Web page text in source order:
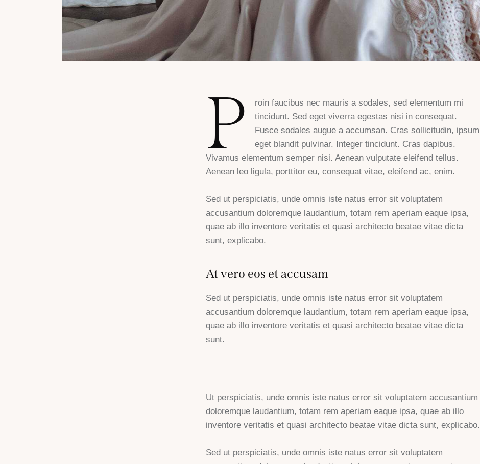
P
roin faucibus nec mauris a sodales, sed elementum mi
tincidunt. Sed eget viverra egestas nisi in consequat.
Fusce sodales augue a accumsan. Cras sollicitudin, ipsum
eget blandit pulvinar. Integer tincidunt. Cras dapibus.
Vivamus elementum semper nisi. Aenean vulputate eleifend tellus.
Aenean leo ligula, porttitor eu, consequat vitae, eleifend ac, enim.
Sed ut perspiciatis, unde omnis iste natus error sit voluptatem
accusantium doloremque laudantium, totam rem aperiam eaque ipsa,
quae ab illo inventore veritatis et quasi architecto beatae vitae dicta
sunt, explicabo.
At vero eos et accusam
Sed ut perspiciatis, unde omnis iste natus error sit voluptatem
accusantium doloremque laudantium, totam rem aperiam eaque ipsa,
quae ab illo inventore veritatis et quasi architecto beatae vitae dicta
sunt.
Ut perspiciatis, unde omnis iste natus error sit voluptatem accusantium
doloremque laudantium, totam rem aperiam eaque ipsa, quae ab illo
inventore veritatis et quasi architecto beatae vitae dicta sunt, explicabo.
Sed ut perspiciatis, unde omnis iste natus error sit voluptatem